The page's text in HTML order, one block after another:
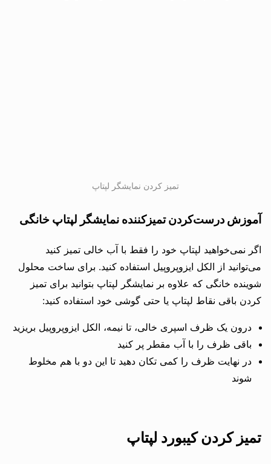
تمیز کردن نمایشگر لپتاپ
آموزش درست‌کردن تمیزکننده نمایشگر لپتاپ خانگی
اگر نمی‌خواهید لپتاپ خود را فقط با آب خالی تمیز کنید
می‌توانید از الکل ایزوپروپیل استفاده کنید. برای ساخت محلول
شوینده خانگی که علاوه بر نمایشگر لپتاپ بتوانید برای تمیز
کردن باقی نقاط لپتاپ یا حتی گوشی خود استفاده کنید:
درون یک ظرف اسپری خالی، تا نیمه، الکل ایزوپروپیل بریزید
باقی ظرف را با آب مقطر پر کنید
در نهایت ظرف را کمی تکان دهید تا این دو با هم مخلوط
شوند
تمیز کردن کیبورد لپتاپ